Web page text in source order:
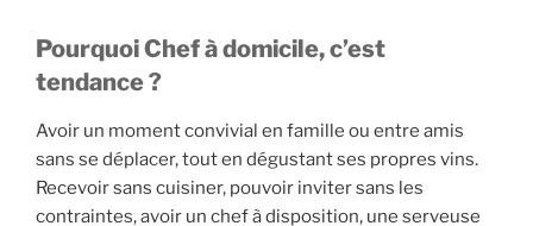
Pourquoi Chef à domicile, c’est
tendance ?
Avoir un moment convivial en famille ou entre amis
sans se déplacer, tout en dégustant ses propres vins.
Recevoir sans cuisiner, pouvoir inviter sans les
contraintes, avoir un chef à disposition, une serveuse